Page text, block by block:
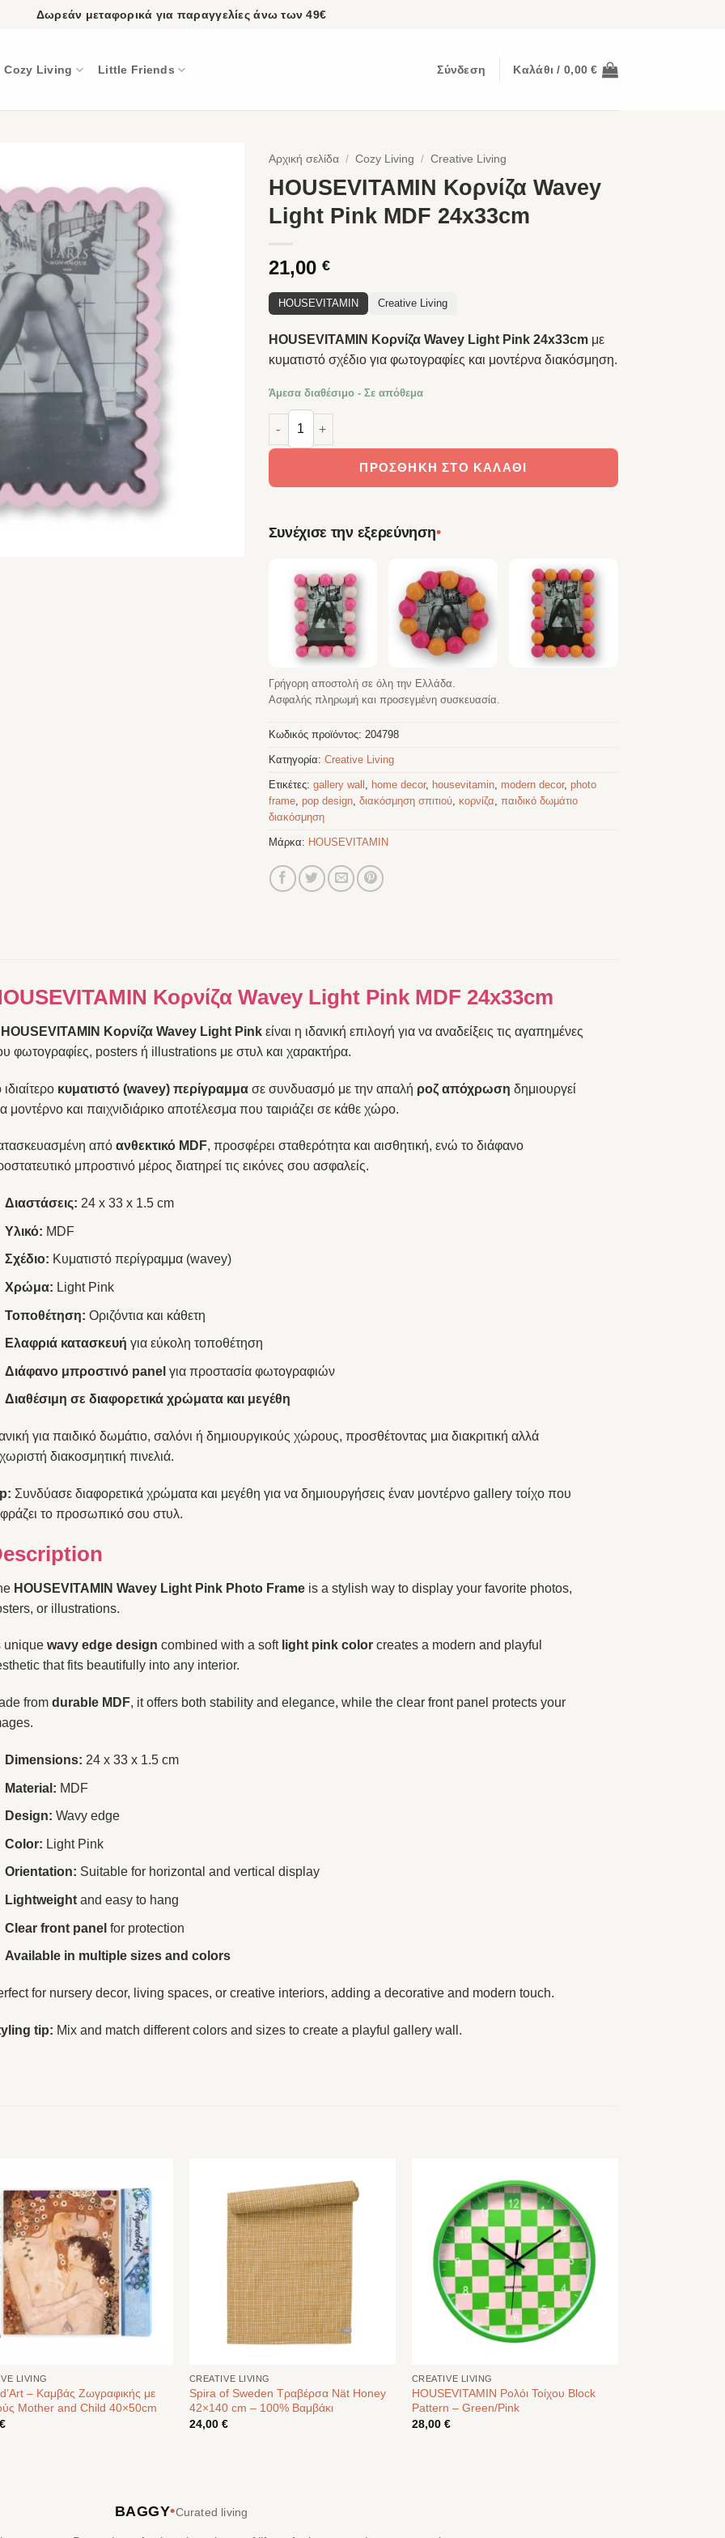
Δωρεάν μεταφορικά για παραγγελίες άνω των 49€
Cozy Living Little Friends Σύνδεση Καλάθι / 0,00€
Αρχική σελίδα / Cozy Living / Creative Living
HOUSEVITAMIN Κορνίζα Wavey
Light Pink MDF 24x33cm
21,00 €
HOUSEVITAMIN Creative Living
HOUSEVITAMIN Κορνίζα Wavey Light Pink 24x33cmμε
κυματιστό σχέδιο για φωτογραφίες και μοντέρνα διακόσμηση.
Άμεσα διαθέσιμο - Σε απόθεμα
HOUSEVITAMIN Κορνίζα Wavey Light Pink MDF 24x33cm ποσότητα
ΠΡΟΣΘΉΚΗ ΣΤΟ ΚΑΛΆΘΙ
Συνέχισε την εξερεύνηση•
Γρήγορη αποστολή σε όλη την Ελλάδα.
Ασφαλής πληρωμή και προσεγμένη συσκευασία.
Κωδικός προϊόντος: 204798
Κατηγορία: Creative Living
Ετικέτες: gallery wall , home decor, housevitamin, modern decor, photo
frame, pop design, διακόσμηση σπιτιού, κορνίζα, παιδικό δωμάτιο
διακόσμηση
Μάρκα: HOUSEVITAMIN
Κορνίζα Wavey Light Pink MDF 24x33cm
HOUSEVITAMIN Κορνίζα Wavey Light Pink είναι η ιδανική επιλογή για να αναδείξεις τις αγαπημένες
φωτογραφίες, posters ή illustrations με στυλ και χαρακτήρα.
κυματιστό (wavey) περίγραμμα σε συνδυασμό με την απαλή ροζ απόχρωση δημιουργεί
μοντέρνο και παιχνιδιάρικο αποτέλεσμα που ταιριάζει σε κάθε χώρο.
από ανθεκτικό MDF, προσφέρει σταθερότητα και αισθητική, ενώ το διάφανο
μπροστινό μέρος διατηρεί τις εικόνες σου ασφαλείς.
Διαστάσεις: 24 x 33 x 1.5 cm
Υλικό: MDF
Σχέδιο: Κυματιστό περίγραμμα (wavey)
Χρώμα: Light Pink
Τοποθέτηση: Οριζόντια και κάθετη
Ελαφριά κατασκευή για εύκολη τοποθέτηση
Διάφανο μπροστινό panel για προστασία φωτογραφιών
Διαθέσιμη σε διαφορετικά χρώματα και μεγέθη
για παιδικό δωμάτιο, σαλόνι ή δημιουργικούς χώρους, προσθέτοντας μια διακριτική αλλά
διακοσμητική πινελιά.
Συνδύασε διαφορετικά χρώματα και μεγέθη για να δημιουργήσεις έναν μοντέρνο gallery τοίχο που
το προσωπικό σου στυλ.
HOUSEVITAMIN Wavey Light Pink Photo Frame is a stylish way to display your favorite photos,
or illustrations.
unique wavy edge design combined with a soft light pink color creates a modern and playful
that fits beautifully into any interior.
from durable MDF, it offers both stability and elegance, while the clear front panel protects your
Dimensions: 24 x 33 x 1.5 cm
Material: MDF
Design: Wavy edge
Color: Light Pink
Orientation: Suitable for horizontal and vertical display
Lightweightand easy to hang
Clear front panel for protection
Available in multiple sizes and colors
for nursery decor, living spaces, or creative interiors, adding a decorative and modern touch.
tip: Mix and match different colors and sizes to create a playful gallery wall.
LIVING
– Καμβάς Ζωγραφικής με
Mother and Child 40×50cm
€
CREATIVE LIVING
Spira of Sweden Τραβέρσα Nät Honey
42×140 cm – 100% Βαμβάκι
24,00 €
CREATIVE LIVING
HOUSEVITAMIN Ρολόι Τοίχου Block
Pattern – Green/Pink
28,00 €
BAGGY•Curated living